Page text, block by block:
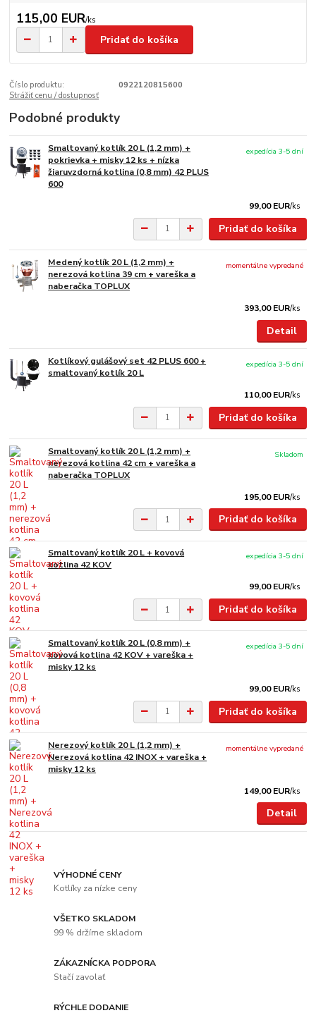
115,00 EUR/ks
Pridať do košíka
Číslo produktu:
0922120815600
Strážiť cenu / dostupnosť
Podobné produkty
Smaltovaný kotlík 20 L (1,2 mm) +
pokrievka + misky 12 ks + nízka
žiaruvzdorná kotlina (0,8 mm) 42 PLUS
600
99,00 EUR/ks
expedícia 3-5 dní
Pridať do košíka
Medený kotlík 20 L (1,2 mm) +
nerezová kotlina 39 cm + vareška a
naberačka TOPLUX
393,00 EUR/ks
momentálne vypredané
Detail
Kotlíkový gulášový set 42 PLUS 600 +
smaltovaný kotlík 20 L
110,00 EUR/ks
expedícia 3-5 dní
Pridať do košíka
Smaltovaný kotlík 20 L (1,2 mm) +
nerezová kotlina 42 cm + vareška a
naberačka TOPLUX
195,00 EUR/ks
Skladom
Pridať do košíka
Smaltovaný kotlík 20 L + kovová
kotlina 42 KOV
99,00 EUR/ks
expedícia 3-5 dní
Pridať do košíka
Smaltovaný kotlík 20 L (0,8 mm) +
kovová kotlina 42 KOV + vareška +
misky 12 ks
99,00 EUR/ks
expedícia 3-5 dní
Pridať do košíka
Nerezový kotlík 20 L (1,2 mm) +
Nerezová kotlina 42 INOX + vareška +
misky 12 ks
149,00 EUR/ks
momentálne vypredané
Detail
VÝHODNÉ CENY
Kotlíky za nízke ceny
VŠETKO SKLADOM
99 % držíme skladom
ZÁKAZNÍCKA PODPORA
Stačí zavolať
RÝCHLE DODANIE